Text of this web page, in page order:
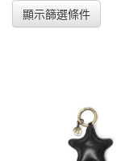
顯示篩選條件